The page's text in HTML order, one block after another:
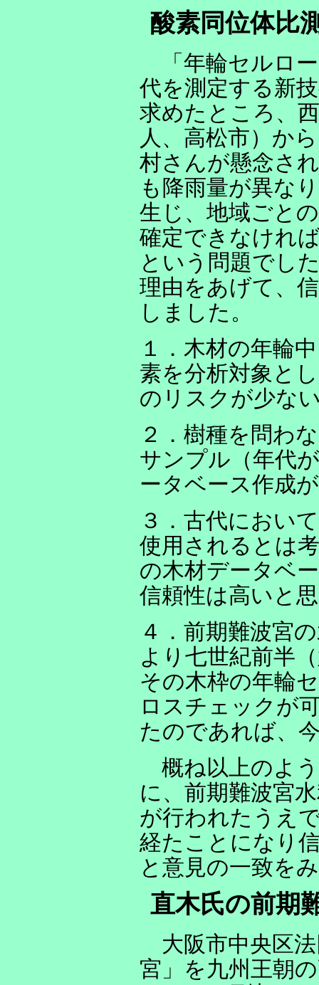
酸素同位体比
「年輪セルロ
代を測定する新
求めたところ、
人、高松市）か
村さんが懸念さ
も降雨量が異な
生じ、地域ごと
確定できなけれ
という問題でし
理由をあげて、
しました。
１．木材の年輪
素を分析対象と
のリスクが少な
２．樹種を問わ
サンプル（年代
ータベース作成
３．古代におい
使用されるとは
の木材データベ
信頼性は高いと
４．前期難波宮
より七世紀前半
その木枠の年輪
ロスチェックが
たのであれば、
概ね以上のよ
に、前期難波宮
が行われたうえ
経たことになり
と意見の一致を
直木氏の前期
大阪市中央区法
宮」を九州王朝